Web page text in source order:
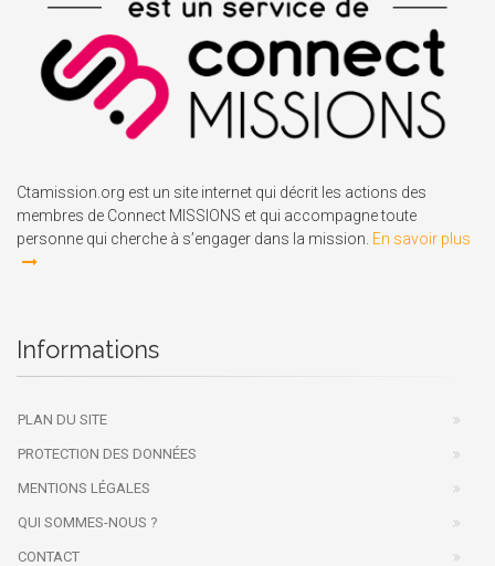
Ctamission.org est un site internet qui décrit les actions des
membres de Connect MISSIONS et qui accompagne toute
personne qui cherche à s’engager dans la mission. En savoir plus
Informations
PLAN DU SITE
PROTECTION DES DONNÉES
MENTIONS LÉGALES
QUI SOMMES-NOUS ?
CONTACT